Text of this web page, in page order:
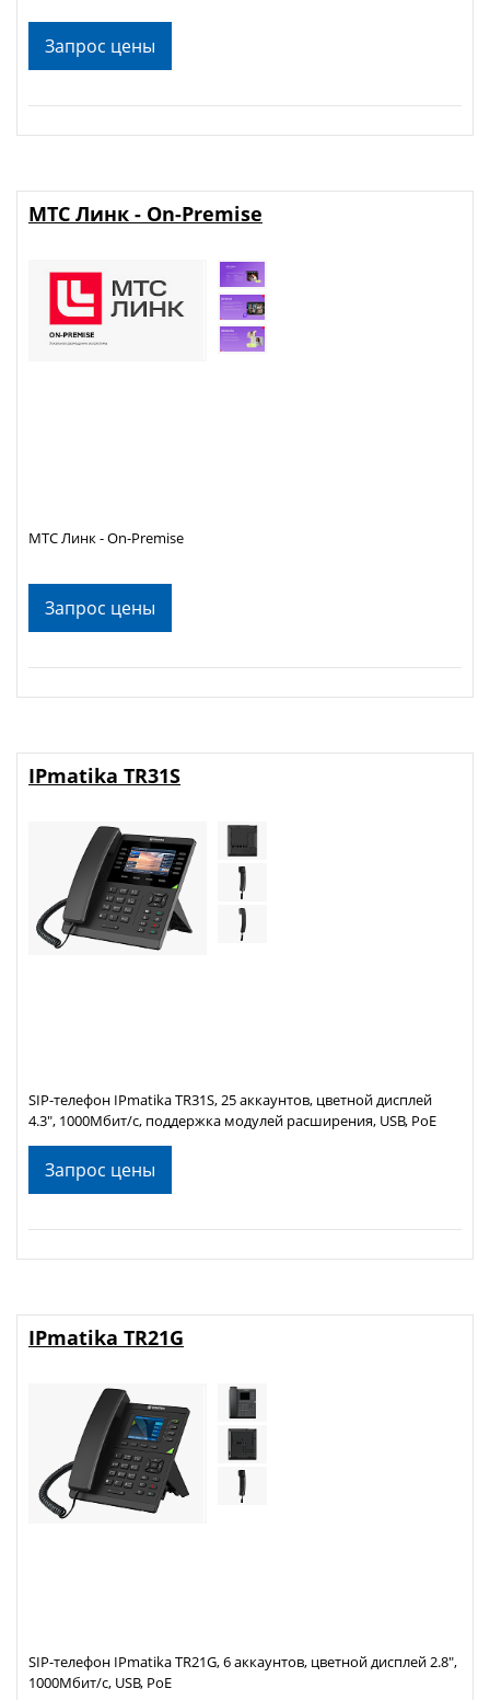
Запрос цены
Запрос цены
МТС Линк - On-Premise
МТС Линк - On-Premise
Запрос цены
IPmatika TR31S
SIP-телефон IPmatika TR31S, 25 аккаунтов, цветной дисплей
4.3", 1000Мбит/с, поддержка модулей расширения, USB, PoE
IPmatika TR21G
SIP-телефон IPmatika TR21G, 6 аккаунтов, цветной дисплей 2.8",
1000Мбит/с, USB, PoE